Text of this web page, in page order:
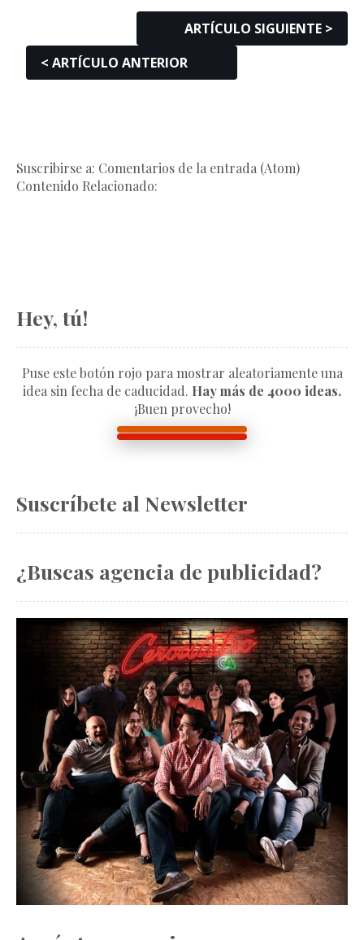
ARTÍCULO SIGUIENTE >
< ARTÍCULO ANTERIOR
Suscribirse a: Comentarios de la entrada (Atom)
Contenido Relacionado:
Hey, tú!
Puse este botón rojo para mostrar aleatoriamente una
idea sin fecha de caducidad. Hay más de 4000 ideas.
¡Buen provecho!
Suscríbete al Newsletter
¿Buscas agencia de publicidad?